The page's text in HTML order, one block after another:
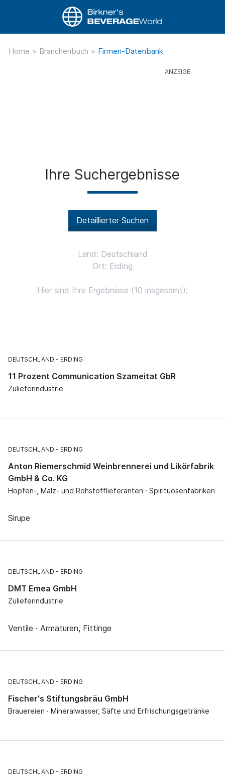
Home > Branchenbuch > Firmen-Datenbank
Ihre Suchergebnisse
Detaillierter Suchen
Land: Deutschland
Ort: Erding
Hier sind Ihre Ergebnisse (10 insgesamt):
DEUTSCHLAND ERDING
11 Prozent Communication Szameitat GbR
Zulieferindustrie
DEUTSCHLAND ERDING
Anton Riemerschmid Weinbrennerei und Likörfabrik
GmbH & Co. KG
Hopfen-, Malz- und Rohstofflieferanten · Spirituosenfabriken
Sirupe
DEUTSCHLAND ERDING
DMT Emea GmbH
Zulieferindustrie
Ventile · Armaturen, Fittinge
DEUTSCHLAND ERDING
Fischer's Stiftungsbräu GmbH
Brauereien · Mineralwasser, Säfte und Erfrischungsgetränke
DEUTSCHLAND ERDING